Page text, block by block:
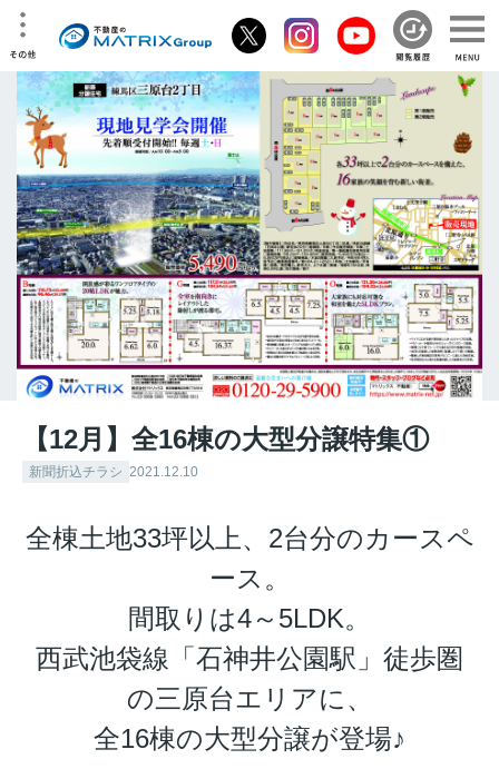
【12月】全16棟の大型分譲特集①
新聞折込チラシ 2021.12.10
全棟土地33坪以上、2台分のカースペ
ース。
間取りは4～5LDK。
西武池袋線「石神井公園駅」徒歩圏
の三原台エリアに、
全16棟の大型分譲が登場♪